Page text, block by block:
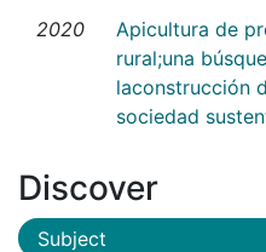
2020
Apicultura de
rural;una
laconstrucción
sociedad
Discover
Subject